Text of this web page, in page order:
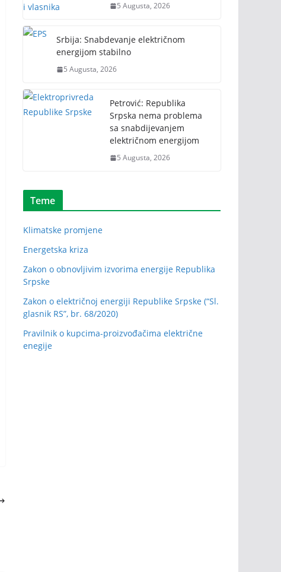
5 Augusta, 2026
Srbija: Snabdevanje električnom
energijom stabilno
5 Augusta, 2026
Petrović: Republika
Srpska nema problema
sa snabdijevanjem
električnom energijom
5 Augusta, 2026
Teme
Klimatske promjene
Energetska kriza
Zakon o obnovljivim izvorima energije Republika
Srpske
Zakon o električnoj energiji Republike Srpske (“Sl.
glasnik RS”, br. 68/2020)
Pravilnik o kupcima-proizvođačima električne
enegije